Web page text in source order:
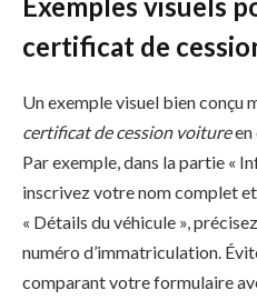
certificat de
Un exemple visuel bien conçu
certificat de cession voitureen
Par exemple, dans la partie «
inscrivez votre nom complet
« Détails du véhicule »,
numéro d’immatriculation.
comparant votre formulaire